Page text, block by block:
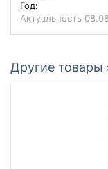
Год:
Актуальность
Другие товары